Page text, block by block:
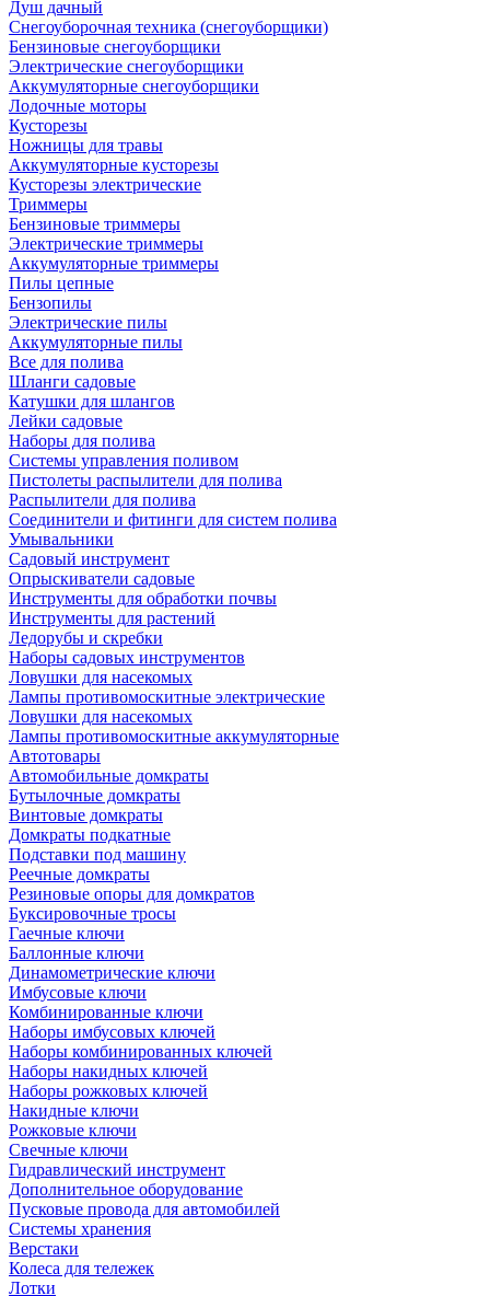
Душ дачный
Снегоуборочная техника (снегоуборщики)
Бензиновые снегоуборщики
Электрические снегоуборщики
Аккумуляторные снегоуборщики
Лодочные моторы
Кусторезы
Ножницы для травы
Аккумуляторные кусторезы
Кусторезы электрические
Триммеры
Бензиновые триммеры
Электрические триммеры
Аккумуляторные триммеры
Пилы цепные
Бензопилы
Электрические пилы
Аккумуляторные пилы
Все для полива
Шланги садовые
Катушки для шлангов
Лейки садовые
Наборы для полива
Системы управления поливом
Пистолеты распылители для полива
Распылители для полива
Соединители и фитинги для систем полива
Умывальники
Садовый инструмент
Опрыскиватели садовые
Инструменты для обработки почвы
Инструменты для растений
Ледорубы и скребки
Наборы садовых инструментов
Ловушки для насекомых
Лампы противомоскитные электрические
Ловушки для насекомых
Лампы противомоскитные аккумуляторные
Автотовары
Автомобильные домкраты
Бутылочные домкраты
Винтовые домкраты
Домкраты подкатные
Подставки под машину
Реечные домкраты
Резиновые опоры для домкратов
Буксировочные тросы
Гаечные ключи
Баллонные ключи
Динамометрические ключи
Имбусовые ключи
Комбинированные ключи
Наборы имбусовых ключей
Наборы комбинированных ключей
Наборы накидных ключей
Наборы рожковых ключей
Накидные ключи
Рожковые ключи
Свечные ключи
Гидравлический инструмент
Дополнительное оборудование
Пусковые провода для автомобилей
Системы хранения
Верстаки
Колеса для тележек
Лотки